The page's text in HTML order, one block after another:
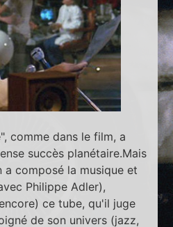
comme dans le film, a
succès planétaire.Mais
a composé la musique et
Philippe Adler),
ce tube, qu'il juge
de son univers (jazz,